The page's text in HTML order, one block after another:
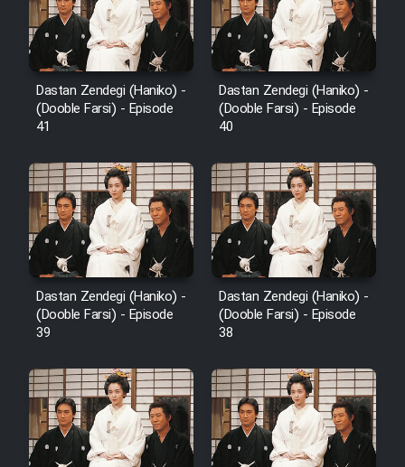
Film Tejarat
Film Entehaye Ghodrat
Cartoon Robin Hood - Dooble
Farsi (Ghabl Az Enghelab)
Serial Ayeneh 1364
Shod 1362
Serial Hojr ebn Oday 1381
Dastan Zendegi (Haniko) -
(Dooble Farsi) - Episode
41
Dastan Zendegi (Haniko) -
(Dooble Farsi) - Episode
40
Dastan Zendegi (Haniko) -
(Dooble Farsi) - Episode
39
Dastan Zendegi (Haniko) -
(Dooble Farsi) - Episode
38